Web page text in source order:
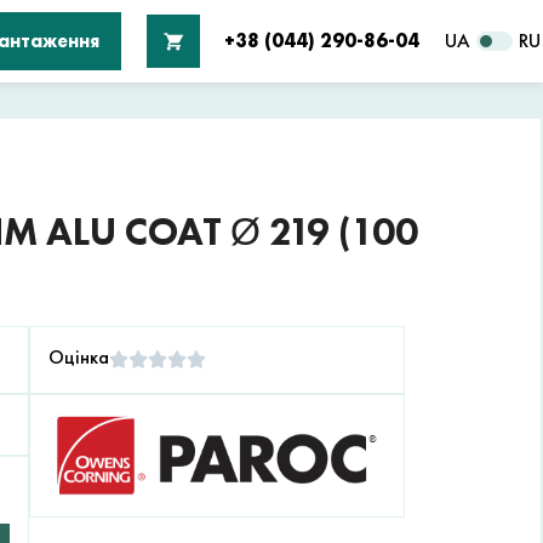
+38 (044) 290-86-04 UA RU
ALU COAT Ø 219 (100
Оцінка